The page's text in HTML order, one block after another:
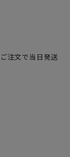
注文で当日発送